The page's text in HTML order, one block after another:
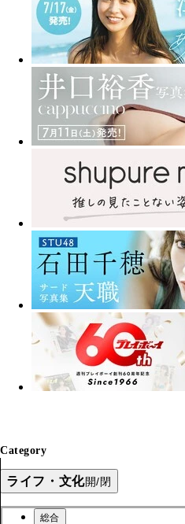
Category
ライフ・文化開/閉
総合